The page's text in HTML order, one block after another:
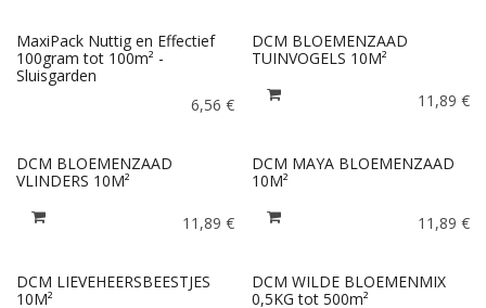
MaxiPack Nuttig en Effectief
100gram tot 100m² -
Sluisgarden
6,56 €
DCM BLOEMENZAAD
TUINVOGELS 10M²
11,89 €
DCM BLOEMENZAAD
VLINDERS 10M²
11,89 €
DCM MAYA BLOEMENZAAD
10M²
11,89 €
DCM LIEVEHEERSBEESTJES
10M²
DCM WILDE BLOEMENMIX
0,5KG tot 500m²